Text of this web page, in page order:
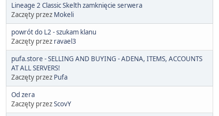
Lineage 2 Classic Skelth zamknięcie serwera
Zaczęty przez Mokeli
powrót do L2 - szukam klanu
Zaczęty przez ravael3
pufa.store - SELLING AND BUYING - ADENA, ITEMS, ACCOUNTS
AT ALL SERVERS!
Zaczęty przez Pufa
Od zera
Zaczęty przezScovY